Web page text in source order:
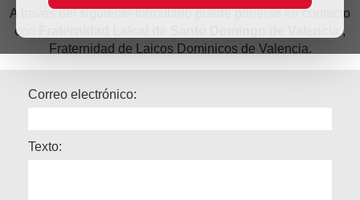
A través del siguiente formulario puede ponerse en contacto
con
Fraternidad Laical de Santo Domingo de Valencia,
Fraternidad de Laicos Dominicos de Valencia.
Correo electrónico:
Texto: